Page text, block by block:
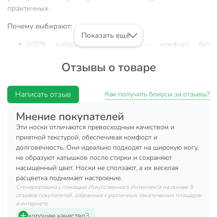
практичных.
Почему выбирают:
100% натуральный хлопок — комфорт без
чувствительной кожи.
не сползают, не сдавливают, сохраняют форму после
стирки.
Универсальность: для дома, бега, прогулок, подарка
— тонкая ткань, классический дизайн без узоров.
Если вы ищете, какие мужские носки подойдут для
демисезона или часто задаётесь вопросом «что лучше
выбрать для ежедневного использования», обратите
внимание на Diwari Classic. Модель выполнена из тонкого
хлопка, что обеспечивает естественную вентиляцию и
предотвращает появление неприятного запаха. Благодаря
отсутствию синтетики и плотной вязке, носки не вызывают
Показать ещё
Отзывы о товаре
Написать отзыв Как получить бонусы за отзывы?
Мнение покупателей
Эти носки отличаются превосходным качеством и
приятной текстурой, обеспечивая комфорт и
долговечность. Они идеально подходят на широкую ногу,
не образуют катышков после стирки и сохраняют
насыщенный цвет. Носки не сползают, а их веселая
расцветка поднимает настроение.
Сгенерировано с помощью Искусственного Интеллекта на основе 5
отзывов покупателей, собранных с различных тематических площадок
в интернете